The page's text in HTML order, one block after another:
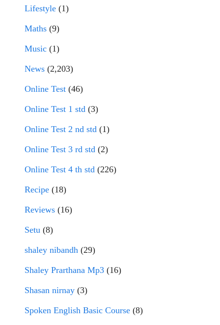
Lifestyle (1)
Maths (9)
Music (1)
News (2,203)
Online Test (46)
Online Test 1 std (3)
Online Test 2 nd std (1)
Online Test 3 rd std (2)
Online Test 4 th std (226)
Recipe (18)
Reviews (16)
Setu (8)
shaley nibandh (29)
Shaley Prarthana Mp3 (16)
Shasan nirnay (3)
Spoken English Basic Course (8)